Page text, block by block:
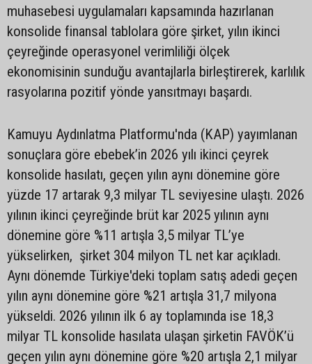
muhasebesi uygulamaları kapsamında hazırlanan
konsolide finansal tablolara göre şirket, yılın ikinci
çeyreğinde operasyonel verimliliği ölçek
ekonomisinin sunduğu avantajlarla birleştirerek, karlılık
rasyolarına pozitif yönde yansıtmayı başardı.
Kamuyu Aydınlatma Platformu'nda (KAP) yayımlanan
sonuçlara göre ebebek’in 2026 yılı ikinci çeyrek
konsolide hasılatı, geçen yılın aynı dönemine göre
yüzde 17 artarak 9,3 milyar TL seviyesine ulaştı. 2026
yılının ikinci çeyreğinde brüt kar 2025 yılının aynı
dönemine göre %11 artışla 3,5 milyar TL’ye
yükselirken, şirket 304 milyon TL net kar açıkladı.
Aynı dönemde Türkiye'deki toplam satış adedi geçen
yılın aynı dönemine göre %21 artışla 31,7 milyona
yükseldi. 2026 yılının ilk 6 ay toplamında ise 18,3
milyar TL konsolide hasılata ulaşan şirketin FAVÖK’ü
geçen yılın aynı dönemine göre %20 artışla 2,1 milyar